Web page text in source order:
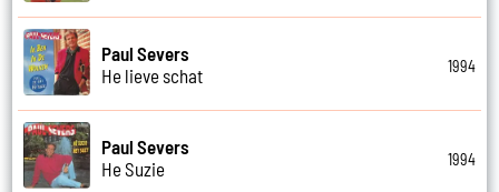
Paul Severs
He lieve schat
1994
Paul Severs
He Suzie
1994